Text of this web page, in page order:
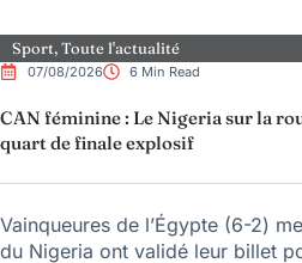
Sport,Toute l'actualité
07/08/2026 6 Min Read
CAN féminine : Le Nigeria sur la
quart de finale explosif
Vainqueures de l’Égypte (6-2)
du Nigeria ont validé leur billet